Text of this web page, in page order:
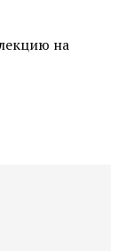
на